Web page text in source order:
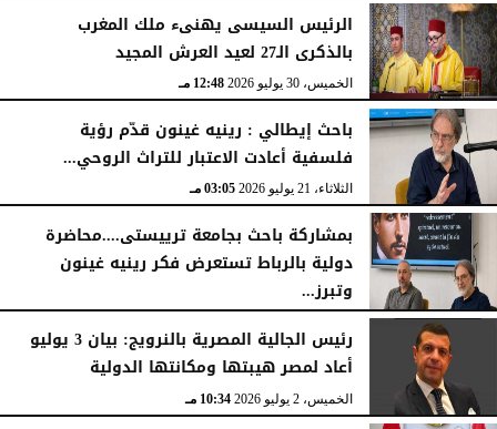
الرئيس السيسى يهنىء ملك المغرب
بالذكرى الـ27 لعيد العرش المجيد
الخميس، 30 يوليو 2026 12:48 مـ
باحث إيطالي : رينيه غينون قدّم رؤية
فلسفية أعادت الاعتبار للتراث الروحي...
الثلاثاء، 21 يوليو 2026 03:05 مـ
بمشاركة باحث بجامعة ترييستى....محاضرة
دولية بالرباط تستعرض فكر رينيه غينون
وتبرز...
الثلاثاء، 21 يوليو 2026 02:39 مـ
رئيس الجالية المصرية بالنرويج: بيان 3 يوليو
أعاد لمصر هيبتها ومكانتها الدولية
الخميس، 2 يوليو 2026 10:34 مـ